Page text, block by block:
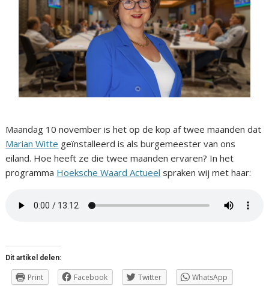
Maandag 10 november is het op de kop af twee maanden dat
Marian Witte geïnstalleerd is als burgemeester van ons
eiland. Hoe heeft ze die twee maanden ervaren? In het
programma Hoeksche Waard Actueel spraken wij met haar:
Dit artikel delen:
Print Facebook Twitter WhatsApp